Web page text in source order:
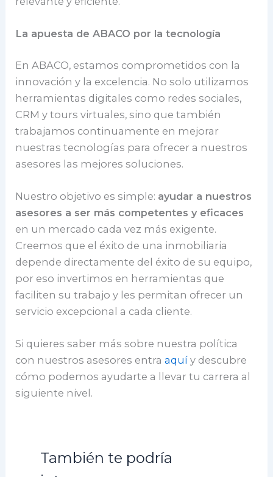
La apuesta de ABACO por la tecnología
En ABACO, estamos comprometidos con la
innovación y la excelencia. No solo utilizamos
herramientas digitales como redes sociales,
CRM y tours virtuales, sino que también
trabajamos continuamente en mejorar
nuestras tecnologías para ofrecer a nuestros
asesores las mejores soluciones.
Nuestro objetivo es simple: ayudar a nuestros
asesores a ser más competentes y eficaces
en un mercado cada vez más exigente.
Creemos que el éxito de una inmobiliaria
depende directamente del éxito de su equipo,
por eso invertimos en herramientas que
faciliten su trabajo y les permitan ofrecer un
servicio excepcional a cada cliente.
Si quieres saber más sobre nuestra política
con nuestros asesores entraaquí y descubre
cómo podemos ayudarte a llevar tu carrera al
siguiente nivel.
También te podría